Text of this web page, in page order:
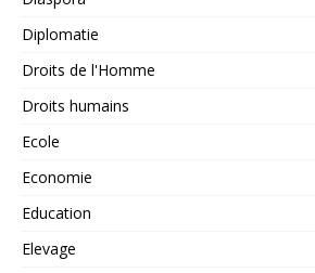
Diplomatie
Droits de l'Homme
Droits humains
Ecole
Economie
Education
Elevage